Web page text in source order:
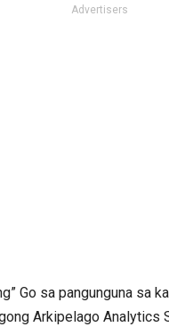
Advertisers
Go sa pangunguna sa
Arkipelago Analytics